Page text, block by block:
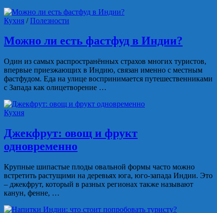
Кухня /Полезности
Можно ли есть фастфуд в Индии?
Один из самых распространённых страхов многих туристов,
впервые приезжающих в Индию, связан именно с местным
фастфудом. Еда на улице воспринимается путешественниками
с Запада как олицетворение …
Кухня
Джекфрут: овощ и фрукт
одновременно
Крупные шипастые плоды овальной формы часто можно
встретить растущими на деревьях юга, юго-запада Индии. Это
– джекфрут, который в разных регионах также называют
канун, фенне, …